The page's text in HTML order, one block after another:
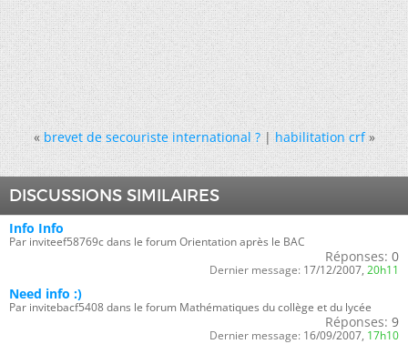
« brevet de secouriste international ?|habilitation crf »
DISCUSSIONS SIMILAIRES
Info Info
Par inviteef58769c dans le forum Orientation après le BAC
Réponses: 0
Dernier message: 17/12/2007, 20h11
Need info :)
Par invitebacf5408 dans le forum Mathématiques du collège et du lycée
Réponses: 9
Dernier message: 16/09/2007, 17h10